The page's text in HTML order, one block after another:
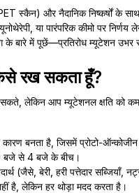
स्कैन) और नैदानिक निष्कर्षों के
या पारंपरिक कीमो पर
के बारे में पूछें—प्रतिरोध म्यूटेशन
रख सकता हूँ?
सकते, लेकिन आप म्यूटेशनल क्षति
कारण बनता है, जिसमें प्रोटो-
बजे से 4 बजे के बीच।
(जैसे, बेरी, हरी पत्तेदार
है, लेकिन हर थोड़ा मदद करता है।